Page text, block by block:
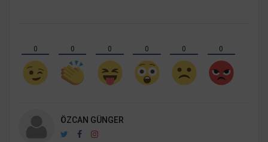
0 0 0 0 0 0
ÖZCAN GÜNGER